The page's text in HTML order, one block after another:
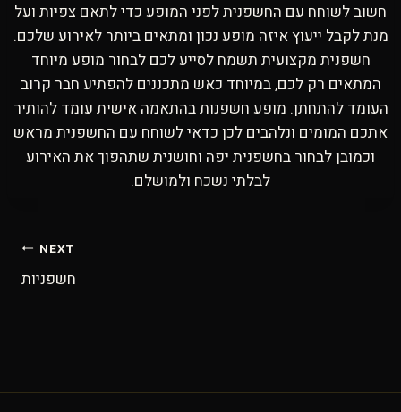
חשוב לשוחח עם החשפנית לפני המופע כדי לתאם צפיות ועל
מנת לקבל ייעוץ איזה מופע נכון ומתאים ביותר לאירוע שלכם.
חשפנית מקצועית תשמח לסייע לכם לבחור מופע מיוחד
המתאים רק לכם, במיוחד כאש מתכננים להפתיע חבר קרוב
העומד להתחתן. מופע חשפנות בהתאמה אישית עומד להותיר
אתכם המומים ונלהבים לכן כדאי לשוחח עם החשפנית מראש
וכמובן לבחור בחשפנית יפה וחושנית שתהפוך את האירוע
לבלתי נשכח ולמושלם.
NEXT
חשפניות